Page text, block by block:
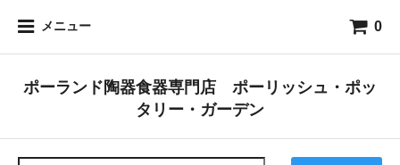
メニュー 0
ポーランド陶器食器専門店 ポーリッシュ・ポッ
タリー・ガーデン